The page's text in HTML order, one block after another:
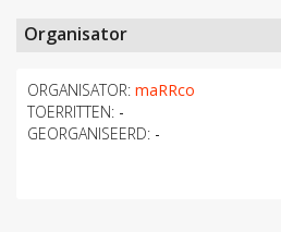
Organisator
ORGANISATOR: maRRco
TOERRITTEN: -
GEORGANISEERD: -